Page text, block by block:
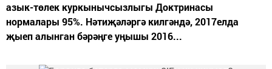
азык-төлек куркынычсызлыгы Доктринасы
нормалары 95%. Нәтиҗәләргә килгәндә, 2017елда
җыеп алынган бәрәңге уңышы 2016...